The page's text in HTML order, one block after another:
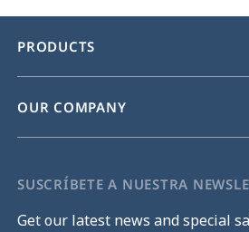
PRODUCTS
OUR COMPANY
SUSCRÍBETE A NUESTRA
Get our latest news and special